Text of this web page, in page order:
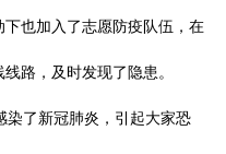
也加入了志愿防疫队伍，在
路，及时发现了隐患。
了新冠肺炎，引起大家恐